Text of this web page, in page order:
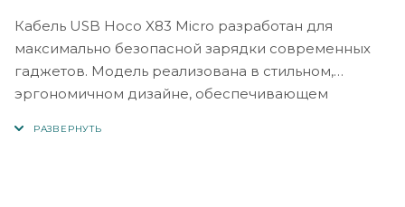
Кабель USB Hoco X83 Micro разработан для
максимально безопасной зарядки современных
гаджетов. Модель реализована в стильном,
эргономичном дизайне, обеспечивающем